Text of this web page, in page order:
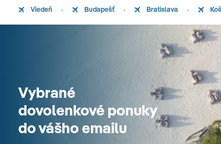
Viedeň Budapešť Bratislava
Vybrané
dovolenkové ponuky
do vášho emailu